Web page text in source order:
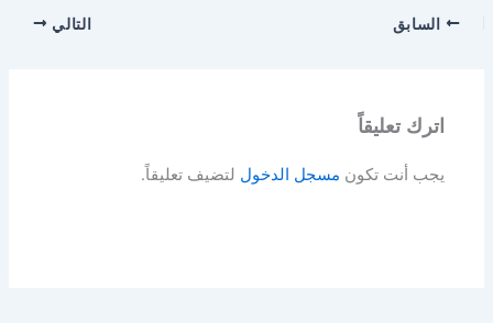
السابق التالي
اترك تعليقاً
يجب أنت تكون مسجل الدخول لتضيف تعليقاً.